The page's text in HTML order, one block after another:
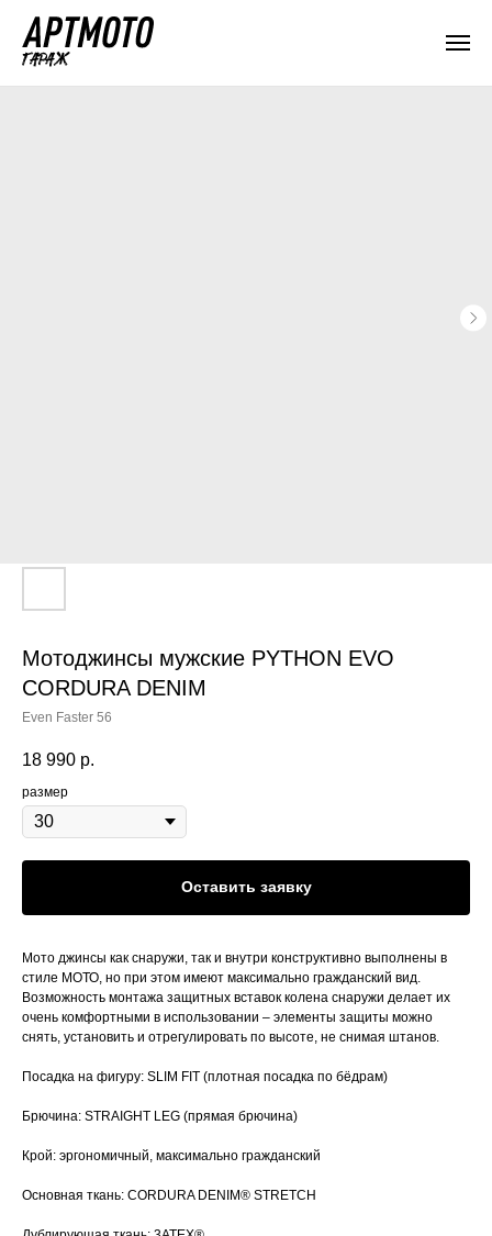
Мотоджинсы мужские PYTHON EVO
CORDURA DENIM
Even Faster 56
18 990 р.
размер
Оставить заявку
Мото джинсы как снаружи, так и внутри конструктивно выполнены в
стиле МОТО, но при этом имеют максимально гражданский вид.
Возможность монтажа защитных вставок колена снаружи делает их
очень комфортными в использовании – элементы защиты можно
снять, установить и отрегулировать по высоте, не снимая штанов.
Посадка на фигуру: SLIM FIT (плотная посадка по бёдрам)
Брючина: STRAIGHT LEG (прямая брючина)
Крой: эргономичный, максимально гражданский
Основная ткань: CORDURA DENIM® STRETCH